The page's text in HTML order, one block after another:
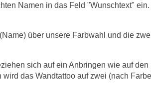
Namen in das Feld "Wunschtext"
über unsere Farbwahl und die
sich auf ein Anbringen wie auf
das Wandtattoo auf zwei (nach